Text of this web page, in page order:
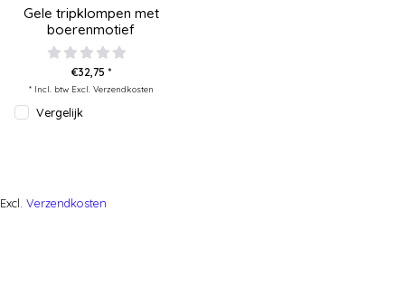
Gele tripklompen met
boerenmotief
€32,75 *
* Incl. btw Excl. Verzendkosten
Vergelijk
Excl. Verzendkosten